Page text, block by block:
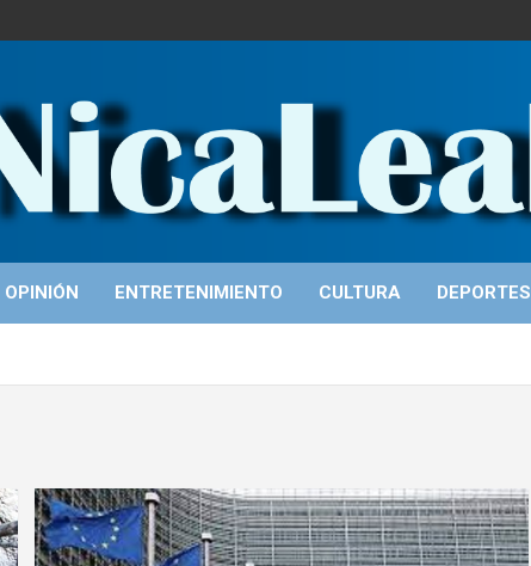
OPINIÓN ENTRETENIMIENTO CULTURA DEPORTES